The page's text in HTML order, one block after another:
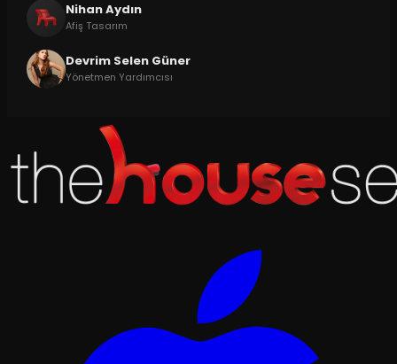
Nihan Aydın
Afiş Tasarım
Devrim Selen Güner
Yönetmen Yardımcısı